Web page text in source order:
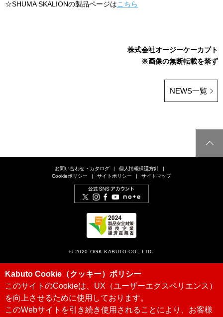
☆SHUMA SKALIONの製品ページはこちら
株式会社オージーケーカブト
※画像の無断転載を禁ず
NEWS一覧
お問い合わせ・カタログ
個人情報保護方針
Cookieポリシー
サイトポリシー サイトマップ
© 2020 OGK KABUTO CO., LTD.
Kabuto Cookie（クッキー）ポリシー
このサイトのCookieは、UX（ユーザーエクスペリエンス）
を向上させるために使用しております。
このWebサイトを引き続き使用されることにより、お客様